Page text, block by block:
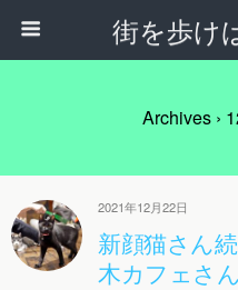
街を歩
Archives ›
2021年12月22日
新顔猫さん
木カフェさ